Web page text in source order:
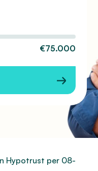
€75.000
Hypotrust per 08-